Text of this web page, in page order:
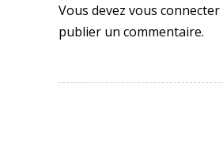
Vous devez vous connecter
publier un commentaire.